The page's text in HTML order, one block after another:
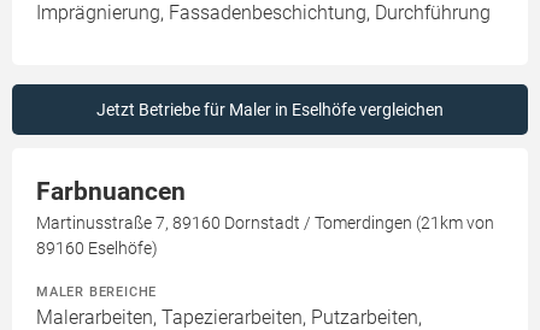
Imprägnierung, Fassadenbeschichtung, Durchführung
Jetzt Betriebe für Maler in Eselhöfe vergleichen
Farbnuancen
Martinusstraße 7, 89160 Dornstadt / Tomerdingen (21km von
89160 Eselhöfe)
MALER BEREICHE
Malerarbeiten, Tapezierarbeiten, Putzarbeiten,